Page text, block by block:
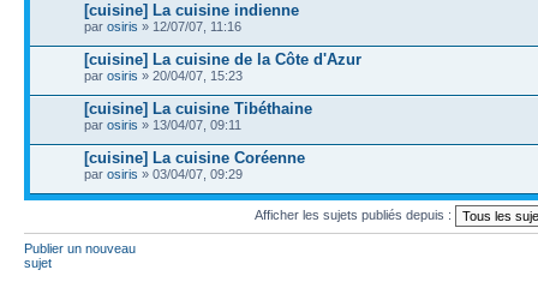
[cuisine] La cuisine indienne
par osiris » 12/07/07, 11:16
[cuisine] La cuisine de la Côte d'Azur
par osiris » 20/04/07, 15:23
[cuisine] La cuisine Tibéthaine
par osiris » 13/04/07, 09:11
[cuisine] La cuisine Coréenne
par osiris » 03/04/07, 09:29
Afficher les sujets publiés depuis :
Publier un nouveau
sujet